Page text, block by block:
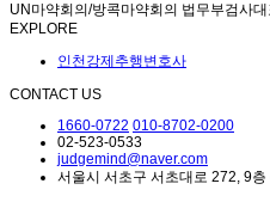
UN마약회의/방콕마약회의 법무부검사
EXPLORE
인천강제추행변호사
CONTACT US
1660-0722 010-8702-0200
02-523-0533
judgemind@naver.com
서울시 서초구 서초대로 272, 9